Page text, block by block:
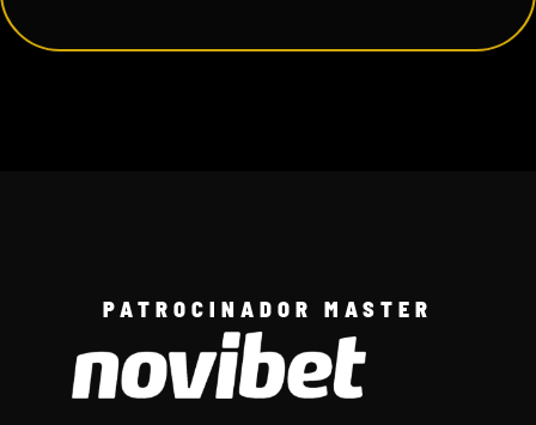
PATROCINADOR MASTER